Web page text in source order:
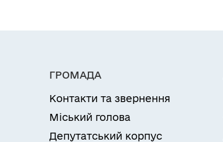
ГРОМАДА
Контакти та звернення
Міський голова
Депутатський корпус